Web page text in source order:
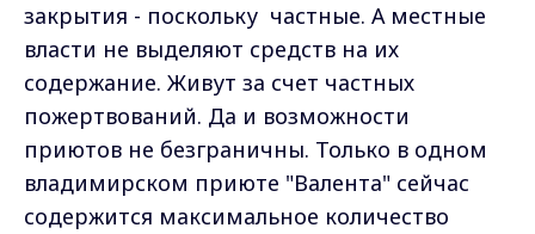
закрытия - поскольку частные. А местные
власти не выделяют средств на их
содержание. Живут за счет частных
пожертвований. Да и возможности
приютов не безграничны. Только в одном
владимирском приюте "Валента" сейчас
содержится максимальное количество